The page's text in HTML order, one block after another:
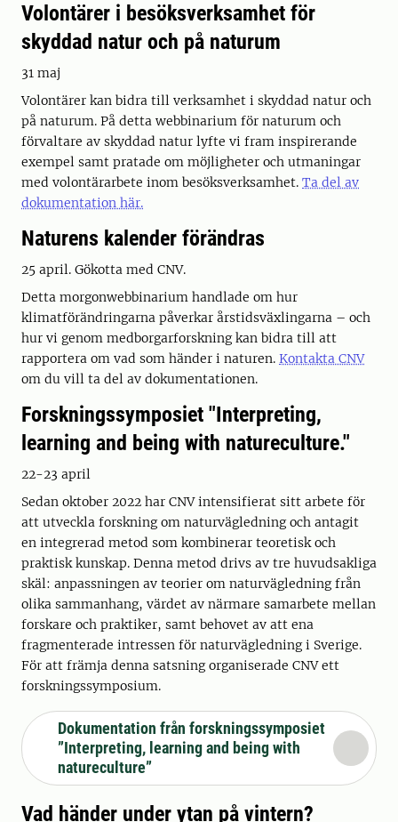
Volontärer i besöksverksamhet för
skyddad natur och på naturum
31 maj
Volontärer kan bidra till verksamhet i skyddad natur och
på naturum. På detta webbinarium för naturum och
förvaltare av skyddad natur lyfte vi fram inspirerande
exempel samt pratade om möjligheter och utmaningar
med volontärarbete inom besöksverksamhet. Ta del av
dokumentation här.
Naturens kalender förändras
25 april. Gökotta med CNV.
Detta morgonwebbinarium handlade om hur
klimatförändringarna påverkar årstidsväxlingarna – och
hur vi genom medborgarforskning kan bidra till att
rapportera om vad som händer i naturen. Kontakta CNV
om du vill ta del av dokumentationen.
Forskningssymposiet "Interpreting,
learning and being with natureculture."
22-23 april
Sedan oktober 2022 har CNV intensifierat sitt arbete för
att utveckla forskning om naturvägledning och antagit
en integrerad metod som kombinerar teoretisk och
praktisk kunskap. Denna metod drivs av tre huvudsakliga
skäl: anpassningen av teorier om naturvägledning från
olika sammanhang, värdet av närmare samarbete mellan
forskare och praktiker, samt behovet av att ena
fragmenterade intressen för naturvägledning i Sverige.
För att främja denna satsning organiserade CNV ett
forskningssymposium.
Dokumentation från forskningssymposiet
”Interpreting, learning and being with
natureculture”
Vad händer under ytan på vintern?